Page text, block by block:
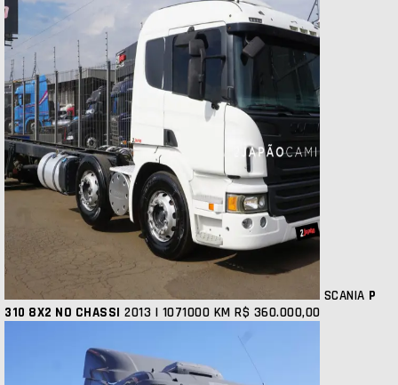
SCANIA P
310 8X2 NO CHASSI 2013 | 1071000 KM R$ 360.000,00